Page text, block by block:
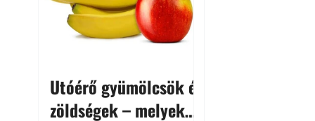
Utóérő gyümölcsök és
zöldségek – melyek